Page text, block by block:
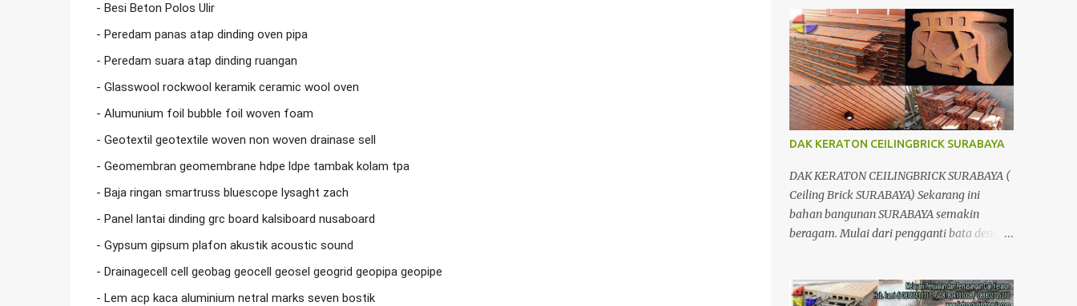
- Besi Beton Polos Ulir
- Peredam panas atap dinding oven pipa
- Peredam suara atap dinding ruangan
- Glasswool rockwool keramik ceramic wool oven
- Alumunium foil bubble foil woven foam
- Geotextil geotextile woven non woven drainase sell
- Geomembran geomembrane hdpe ldpe tambak kolam tpa
- Baja ringan smartruss bluescope lysaght zach
- Panel lantai dinding grc board kalsiboard nusaboard
- Gypsum gipsum plafon akustik acoustic sound
- Drainagecell cell geobag geocell geosel geogrid geopipa geopipe
- Lem acp kaca aluminium netral marks seven bostik
ringan/panel serta untuk atap yang tidak
lagi menggunakan kayu sebagai kuda -
kuda melainkan menggunakan metal.
DAK KERATON CEILINGBRICK SURABAYA
DAK KERATON CEILINGBRICK SURABAYA (
Ceiling Brick SURABAYA) Sekarang ini
bahan bangunan SURABAYA semakin
beragam. Mulai dari pengganti bata dengan
ringan/panel serta untuk atap yang tidak